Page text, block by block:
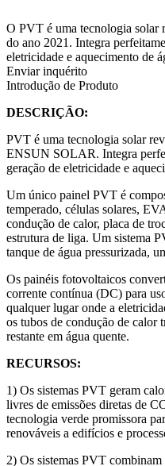
O PVT é uma tecnologia solar
do ano 2021. Integra
eletricidade e aquecimento de
Enviar inquérito
Introdução de Produto
DESCRIÇÃO:
PVT é uma tecnologia solar
ENSUN SOLAR. Integra
geração de eletricidade e
Um único painel PVT é
temperado, células solares,
condução de calor, placa de
estrutura de liga. Um sistema
tanque de água pressurizada,
Os painéis fotovoltaicos
corrente contínua (DC) para
qualquer lugar onde a
os tubos de condução de calor
restante em água quente.
RECURSOS:
1) Os sistemas PVT geram
livres de emissões diretas de
tecnologia verde promissora
renováveis ​​a edifícios e
2) Os sistemas PVT